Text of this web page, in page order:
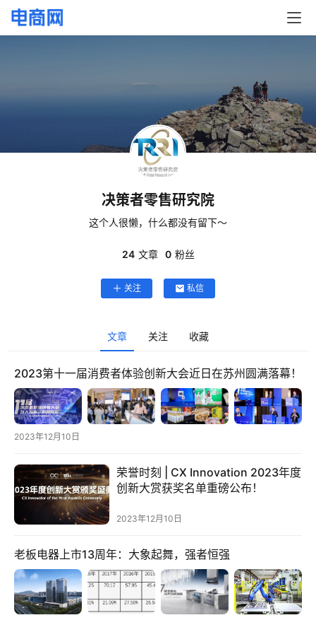
首
页
决策者零售研究院
这个人很懒，什么都没有留下～
24 文章 0 粉丝
关注 私信
文章 关注 收藏
2023第十一届消费者体验创新大会近日在苏州圆满落幕！
2023年12月10日
荣誉时刻 | CX Innovation 2023年度
创新大赏获奖名单重磅公布！
2023年12月10日
老板电器上市13周年：大象起舞，强者恒强